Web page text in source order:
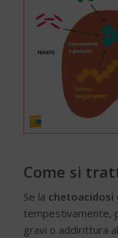
Come si
Se la chetoacidosi
tempestivamente,
gravi o addirittura